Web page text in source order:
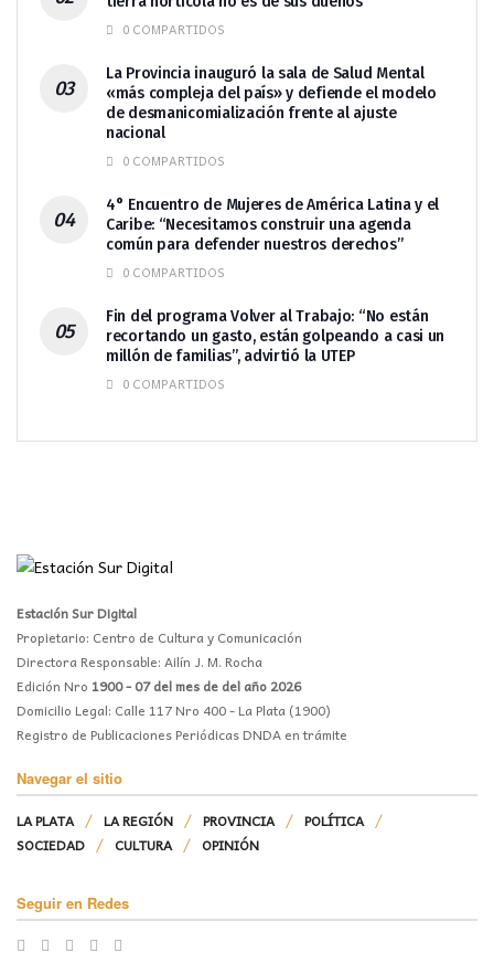
0 COMPARTIDOS
La Provincia inauguró la sala de Salud Mental
«más compleja del país» y defiende el modelo
de desmanicomialización frente al ajuste
nacional
0 COMPARTIDOS
4° Encuentro de Mujeres de América Latina y el
Caribe: “Necesitamos construir una agenda
común para defender nuestros derechos”
0 COMPARTIDOS
Fin del programa Volver al Trabajo: “No están
recortando un gasto, están golpeando a casi un
millón de familias”, advirtió la UTEP
0 COMPARTIDOS
Estación Sur Digital
Propietario: Centro de Cultura y Comunicación
Directora Responsable: Ailín J. M. Rocha
Edición Nro 1900 - 07 del mes de del año 2026
Domicilio Legal: Calle 117 Nro 400 - La Plata (1900)
Registro de Publicaciones Periódicas DNDA en trámite
Navegar el sitio
LA PLATA LA REGIÓN PROVINCIA
POLÍTICA
SOCIEDAD
CULTURA OPINIÓN
Seguir en Redes